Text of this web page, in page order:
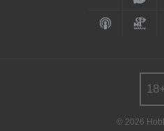
© 2026